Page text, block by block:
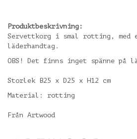
Produktbeskrivning:
Servettkorg i smal rotting, med
läderhandtag.
OBS! Det finns inget spänne på
Storlek B25 x D25 x H12 cm
Material: rotting
Från Artwood